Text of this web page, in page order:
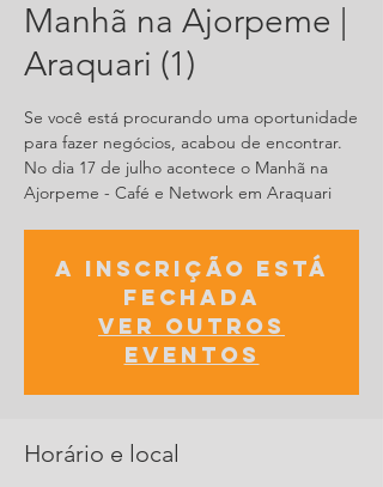
Manhã na Ajorpeme |
Araquari (1)
Se você está procurando uma oportunidade
para fazer negócios, acabou de encontrar.
No dia 17 de julho acontece o Manhã na
A inscrição está
fechada
Ver outros
eventos
Horário e local